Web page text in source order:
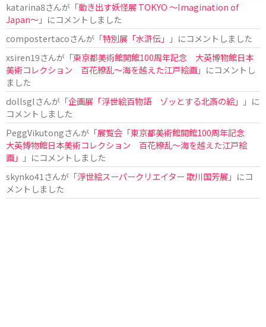
katarina8さんが「動き出す妖怪展 TOKYO 〜Imagination of
Japan〜」にコメントしました
compostertacoさんが「特別展「水滸伝」
」にコメントしました
xsiren19さんが「東京都美術館開館100周年記念 大英博物館日本
美術コレクション 百花繚乱～海を越えた江戸絵画」にコメントし
ました
dollsglさんが「企画展「浮世絵百物語 ゾッとする北斎の絵」
」に
コメントしました
PeggVikutongさんが「展覧会「東京都美術館開館100周年記念
大英博物館日本美術コレクション 百花繚乱〜海を越えた江戸絵
画」
」にコメントしました
skynko41 さんが「浮世絵スーパークリエイター 歌川国芳展 」にコ
メントしました